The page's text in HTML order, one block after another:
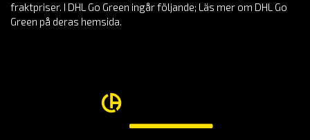
fraktpriser. I DHL Go Green ingår följande; Läs mer om DHL Go
Green på deras hemsida.